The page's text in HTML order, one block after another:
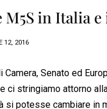
M5S in Italia
12, 2016
Camera, Senato ed
ci stringiamo attorno
si potesse cambiare in